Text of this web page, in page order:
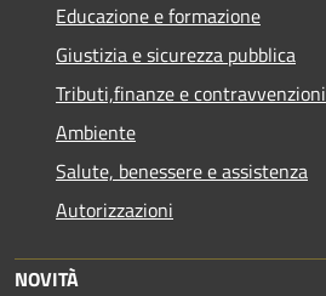
Educazione e formazione
Giustizia e sicurezza pubblica
Tributi,finanze e contravvenzioni
Ambiente
Salute, benessere e assistenza
Autorizzazioni
NOVITÀ